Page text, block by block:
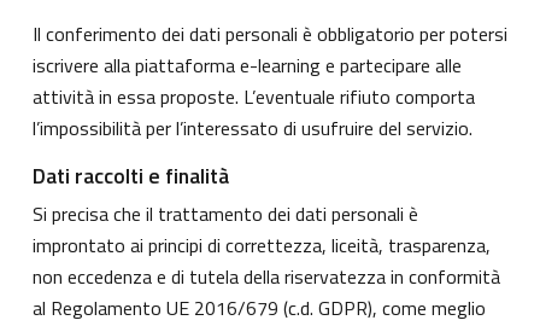
Il conferimento dei dati personali è obbligatorio per potersi
iscrivere alla piattaforma e-learning e partecipare alle
attività in essa proposte. L’eventuale rifiuto comporta
l’impossibilità per l’interessato di usufruire del servizio.
Dati raccolti e finalità
Si precisa che il trattamento dei dati personali è
improntato ai principi di correttezza, liceità, trasparenza,
non eccedenza e di tutela della riservatezza in conformità
al Regolamento UE 2016/679 (c.d. GDPR), come meglio